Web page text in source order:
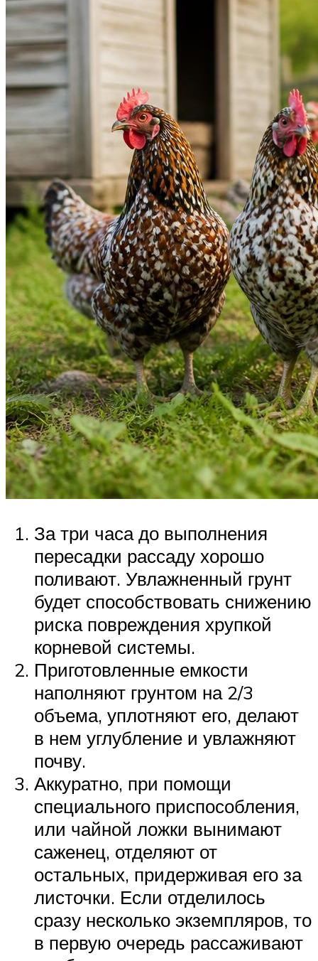
За три часа до выполнения
пересадки рассаду хорошо
поливают. Увлажненный грунт
будет способствовать снижению
риска повреждения хрупкой
корневой системы.
Приготовленные емкости
наполняют грунтом на 2/3
объема, уплотняют его, делают
в нем углубление и увлажняют
почву.
Аккуратно, при помощи
специального приспособления,
или чайной ложки вынимают
саженец, отделяют от
остальных, придерживая его за
листочки. Если отделилось
сразу несколько экземпляров, то
в первую очередь рассаживают